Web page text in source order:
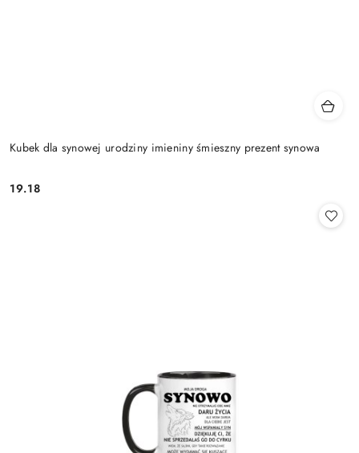
Kubek dla synowej urodziny imieniny śmieszny prezent synowa
Cena:
19.18